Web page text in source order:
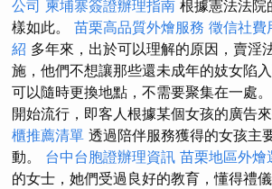
公司 柬埔寨簽證辦理指南 根據憲法法院
樣如此。 苗栗高品質外燴服務 徵信社費
紹 多年來，出於可以理解的原因，賣淫
施，他們不想讓那些還未成年的妓女陷
可以隨時更換地點，不需要聚集在一處。
開始流行，即客人根據某個女孩的廣告
櫃推薦清單 透過陪伴服務獲得的女孩主
動。 台中台胞證辦理資訊 苗栗地區外燴
的女士，她們受過良好的教育，懂得禮儀